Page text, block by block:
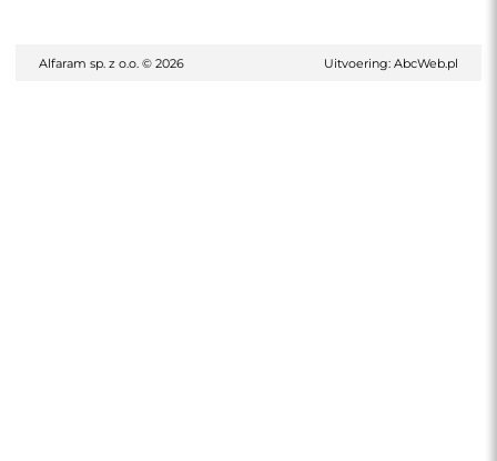
Alfaram sp. z o.o. © 2026 Uitvoering: AbcWeb.pl